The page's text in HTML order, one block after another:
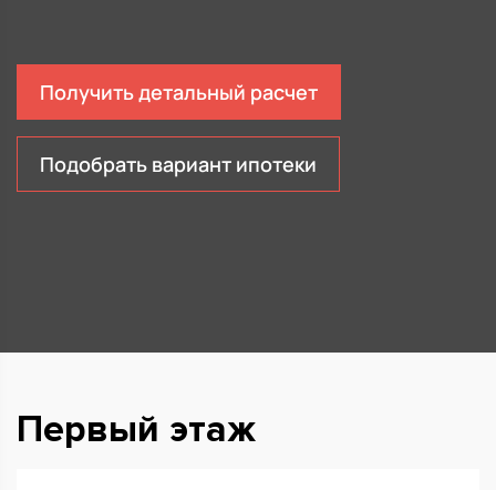
Получить детальный расчет
Подобрать вариант ипотеки
Первый этаж